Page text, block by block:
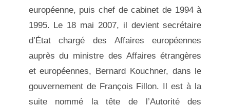
européenne, puis chef de cabinet de 1994 à
1995. Le 18 mai 2007, il devient secrétaire
d’État chargé des Affaires européennes
auprès du ministre des Affaires étrangères
et européennes, Bernard Kouchner, dans le
gouvernement de François Fillon. Il est à la
suite nommé la tête de l’Autorité des